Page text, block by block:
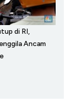
di RI,
Ancam